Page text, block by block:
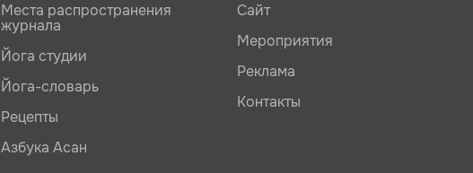
Места распространения
журнала
Йога студии
Йога-словарь
Рецепты
Азбука Асан
Сайт
Мероприятия
Реклама
Контакты